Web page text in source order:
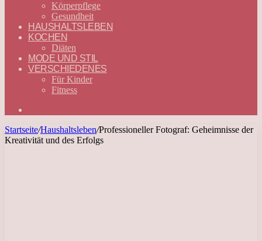
Körperpflege
Gesundheit
HAUSHALTSLEBEN
KOCHEN
Diäten
MODE UND STIL
VERSCHIEDENES
Für Kinder
Fitness
Startseite/Haushaltsleben/Professioneller Fotograf: Geheimnisse der
Kreativität und des Erfolgs